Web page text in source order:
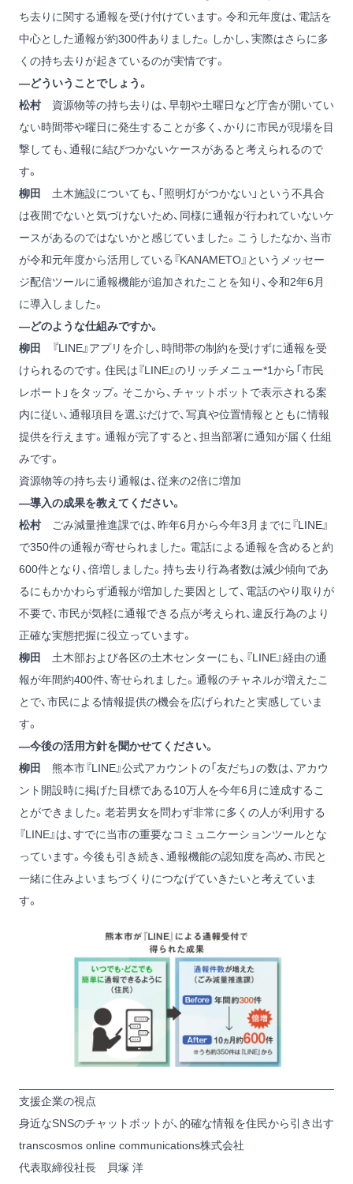
ち去りに関する通報を受け付けています。令和元年度は、電話を
中心とした通報が約300件ありました。しかし、実際はさらに多
くの持ち去りが起きているのが実情です。
―どういうことでしょう。
松村資源物等の持ち去りは、早朝や土曜日など庁舎が開いてい
ない時間帯や曜日に発生することが多く、かりに市民が現場を目
撃しても、通報に結びつかないケースがあると考えられるので
す。
柳田
土木施設についても、「照明灯がつかない」という不具合
は夜間でないと気づけないため、同様に通報が行われていないケ
ースがあるのではないかと感じていました。こうしたなか、当市
が令和元年度から活用している『KANAMETO』というメッセー
ジ配信ツールに通報機能が追加されたことを知り、令和2年6月
に導入しました。
―どのような仕組みですか。
柳田
『LINE』アプリを介し、時間帯の制約を受けずに通報を受
けられるのです。住民は『LINE』のリッチメニュー*1から「市民
レポート」をタップ。そこから、チャットボットで表示される案
内に従い、通報項目を選ぶだけで、写真や位置情報とともに情報
提供を行えます。通報が完了すると、担当部署に通知が届く仕組
みです。
資源物等の持ち去り通報は、従来の2倍に増加
―導入の成果を教えてください。
松村ごみ減量推進課では、昨年6月から今年3月までに『LINE』
で350件の通報が寄せられました。電話による通報を含めると約
600件となり、倍増しました。持ち去り行為者数は減少傾向であ
るにもかかわらず通報が増加した要因として、電話のやり取りが
不要で、市民が気軽に通報できる点が考えられ、違反行為のより
正確な実態把握に役立っています。
柳田
土木部および各区の土木センターにも、『LINE』経由の通
報が年間約400件、寄せられました。通報のチャネルが増えたこ
とで、市民による情報提供の機会を広げられたと実感していま
す。
―今後の活用方針を聞かせてください。
柳田
熊本市『LINE』公式アカウントの「友だち」の数は、アカウ
ント開設時に掲げた目標である10万人を今年6月に達成するこ
とができました。老若男女を問わず非常に多くの人が利用する
『LINE』は、すでに当市の重要なコミュニケーションツールとな
っています。今後も引き続き、通報機能の認知度を高め、市民と
一緒に住みよいまちづくりにつなげていきたいと考えていま
す。
支援企業の視点
身近なSNSのチャットボットが、的確な情報を住民から引き出す
transcosmos online communications株式会社
代表取締役社長 貝塚 洋